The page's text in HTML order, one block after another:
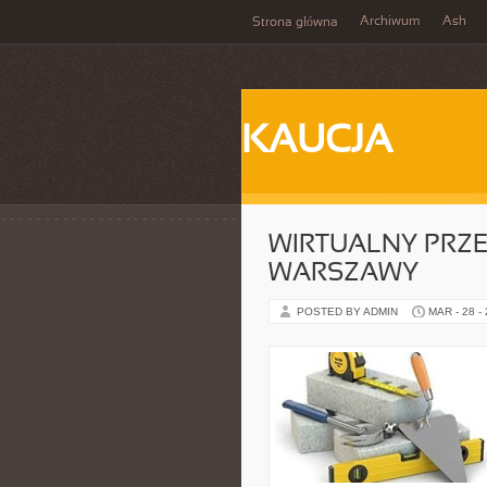
Strona główna Archiwum Ash
KAUCJA
WIRTUALNY
WARSZAWY
POSTED BY ADMIN MAR - 28 -